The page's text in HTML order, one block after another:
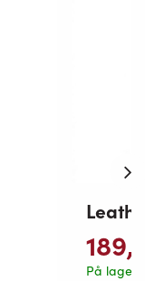
189
På lager